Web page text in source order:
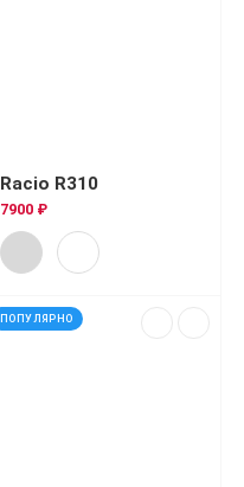
Racio R310
7900 ₽
ПОПУЛЯРНО